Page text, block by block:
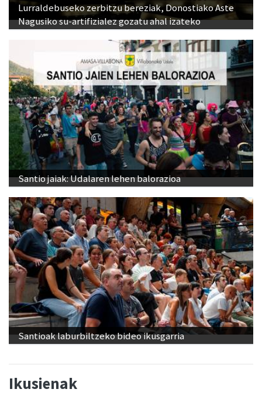
Lurraldebuseko zerbitzu bereziak, Donostiako Aste
Nagusiko su-artifizialez gozatu ahal izateko
Santio jaiak: Udalaren lehen balorazioa
Santioak laburbiltzeko bideo ikusgarria
Ikusienak